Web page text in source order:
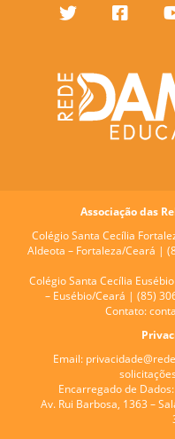
Associação das
Colégio Santa Cecília
Aldeota – Fortaleza/Ceará |
Colégio Santa Cecília
– Eusébio/Ceará | (85)
Contato:
Email:
Encarregado de Dados:
Av. Rui Barbosa, 1363 –